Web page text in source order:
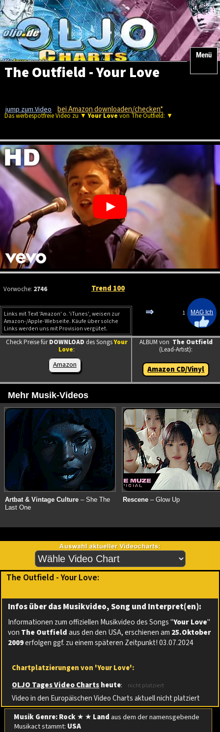
Menü
The Outfield - Your Love
jump zum Video bei Amazon downloaden/checken*
Das werbespotfreie Video zu ▼Your Love von The Outfield: ▼
Vorwoche: 2746 Trend 100
Links mit Text 'Amazon' o. 'iTunes', weisen zur
Amazon-/Apple-Webseite. Käufe über solche
Links werden uns mit Provision vergütet.
⇒ 1
Check Preise fürDOWNLOAD des SongsYour
Love:
Amazon
ALBUM von The Outfield
(Lead-Artist):
Amazon CD/Vinyl
Mehr Musik-Videos
Artbat & Vintage Culture – She The
Last One
Rescene – Glow Up
The Outfield - Your Love:
Infos über das Musikvideo, Song und Interpret(en):
Informationen zum offiziellen Musikvideo des Songs "Your Love"
von The Outfieldaus den den USA, erschienen am 25.Oktober
2009erfolgen ggf. zu einem späteren Zeitpunkt! 03.07.2024
Chartplatzierungen von 'Your Love':
OLJO Tages Video Chartsheute: nicht platziert
Video in den Europäischen Video Charts aktuell nicht platziert
Musik Genre: Rock★ ★ Landaus dem der namensgebende
Musikact stammt: USA